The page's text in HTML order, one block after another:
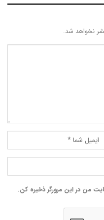
نخواهد شد.
من در این مرورگر ذخیره کن.